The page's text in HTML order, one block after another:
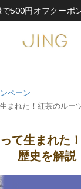
500円オフクーポ
ペーン
まれた！紅茶のルー
て生まれた
歴史を解説